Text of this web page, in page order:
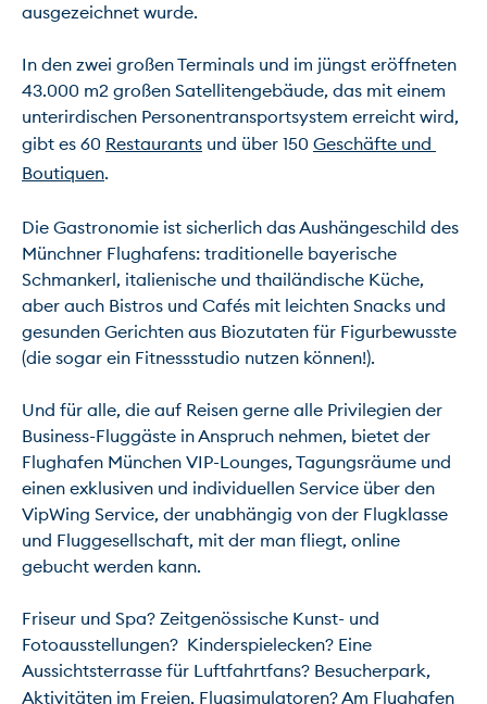
ausgezeichnet wurde.
In den zwei großen Terminals und im jüngst eröffneten
43.000 m2 großen Satellitengebäude, das mit einem
unterirdischen Personentransportsystem erreicht wird,
gibt es 60 Restaurants und über 150 Geschäfte und
Boutiquen.
Die Gastronomie ist sicherlich das Aushängeschild des
Münchner Flughafens: traditionelle bayerische
Schmankerl, italienische und thailändische Küche,
aber auch Bistros und Cafés mit leichten Snacks und
gesunden Gerichten aus Biozutaten für Figurbewusste
(die sogar ein Fitnessstudio nutzen können!).
Und für alle, die auf Reisen gerne alle Privilegien der
Business-Fluggäste in Anspruch nehmen, bietet der
Flughafen München VIP-Lounges, Tagungsräume und
einen exklusiven und individuellen Service über den
VipWing Service, der unabhängig von der Flugklasse
und Fluggesellschaft, mit der man fliegt, online
gebucht werden kann.
Friseur und Spa? Zeitgenössische Kunst- und
Fotoausstellungen?  Kinderspielecken? Eine
Aussichtsterrasse für Luftfahrtfans? Besucherpark,
Aktivitäten im Freien, Flugsimulatoren? Am Flughafen